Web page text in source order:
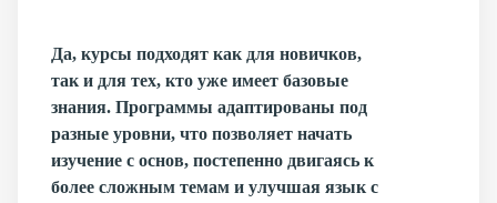
Да, курсы подходят как для новичков,
так и для тех, кто уже имеет базовые
знания. Программы адаптированы под
разные уровни, что позволяет начать
изучение с основ, постепенно двигаясь к
более сложным темам и улучшая язык с